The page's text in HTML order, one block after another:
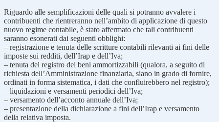
Riguardo alle semplificazioni delle quali si potranno avvalere i
contribuenti che rientreranno nell’ambito di applicazione di questo
nuovo regime contabile, è stato affermato che tali contribuenti
saranno esonerati dai seguenti obblighi:
– registrazione e tenuta delle scritture contabili rilevanti ai fini delle
imposte sui redditi, dell’Irap e dell’Iva;
– tenuta del registro dei beni ammortizzabili (qualora, a seguito di
richiesta dell’Amministrazione finanziaria, siano in grado di fornire,
ordinati in forma sistematica, i dati che confluirebbero nel registro);
– liquidazioni e versamenti periodici dell’Iva;
– versamento dell’acconto annuale dell’Iva;
– presentazione della dichiarazione a fini dell’Irap e versamento
della relativa imposta.